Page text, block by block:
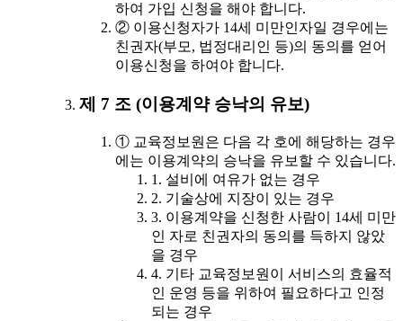
하여 가입 신청을 해야 합니다.
② 이용신청자가 14세 미만인자일 경우에는
친권자(부모, 법정대리인 등)의 동의를 얻어
이용신청을 하여야 합니다.
제 7 조 (이용계약 승낙의 유보)
① 교육정보원은 다음 각 호에 해당하는 경우
에는 이용계약의 승낙을 유보할 수 있습니다.
1. 설비에 여유가 없는 경우
2. 기술상에 지장이 있는 경우
3. 이용계약을 신청한 사람이 14세 미만
인 자로 친권자의 동의를 득하지 않았
을 경우
4. 기타 교육정보원이 서비스의 효율적
인 운영 등을 위하여 필요하다고 인정
되는 경우